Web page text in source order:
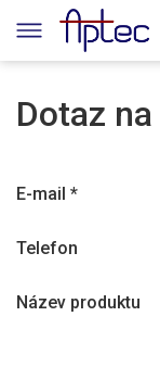
Dotaz
E-mail *
Telefon
Název produktu